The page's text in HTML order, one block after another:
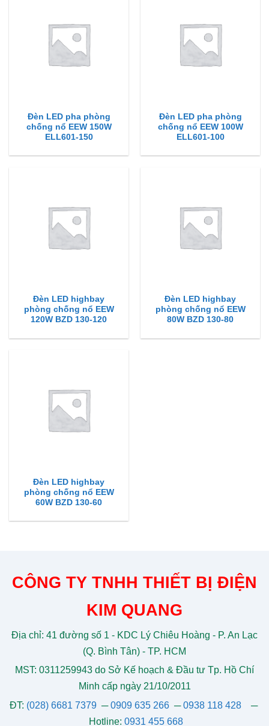
Đèn LED pha phòng
chống nổ EEW 150W
ELL601-150
Đèn LED pha phòng
chống nổ EEW 100W
ELL601-100
Đèn LED highbay
phòng chống nổ EEW
120W BZD 130-120
Đèn LED highbay
phòng chống nổ EEW
80W BZD 130-80
Đèn LED highbay
phòng chống nổ EEW
60W BZD 130-60
CÔNG TY TNHH THIẾT BỊ ĐIỆN
KIM QUANG
Địa chỉ: 41 đường số 1 - KDC Lý Chiêu Hoàng - P. An Lạc
(Q. Bình Tân) - TP. HCM
MST: 0311259943 do Sở Kế hoạch & Đầu tư Tp. Hồ Chí
Minh cấp ngày 21/10/2011
ĐT: (028) 6681 7379 ─0909 635 266─0938 118 428─
Hotline: 0931 455 668